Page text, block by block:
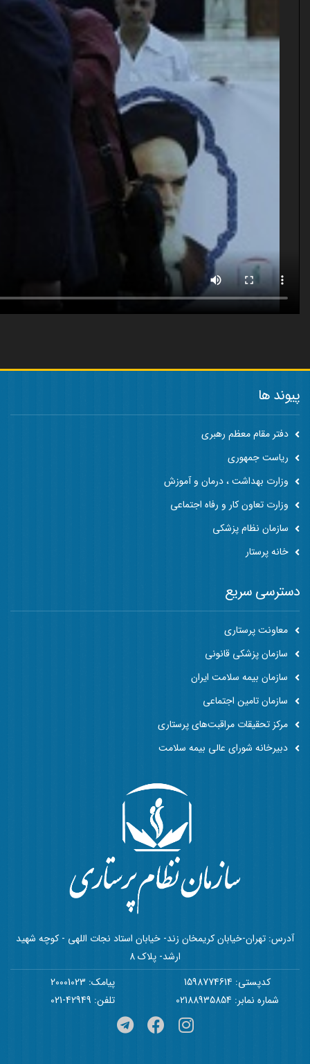
پیوند ها
دفتر مقام معظم رهبری
ریاست جمهوری
وزارت بهداشت ، درمان و آموزش
وزارت تعاون کار و رفاه اجتماعی
سازمان نظام پزشکی
خانه پرستار
آدرس: تهران-خیابان کریمخان زند- خیابان استاد نجات اللهی - کوچه شهید
ارشد- پلاک 8
کدپستی: 1598774614
پیامک: 20001023
شماره نمابر: 02188935854
تلفن: 42949-021
دسترسی سریع
معاونت پرستاری
سازمان پزشکی قانونی
سازمان بیمه سلامت ایران
سازمان تامین اجتماعی
مرکز تحقیقات مراقبت‌های پرستاری
دبیرخانه شورای عالی بیمه سلامت